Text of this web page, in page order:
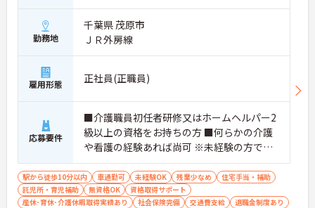
勤務地
千葉県 茂原市
ＪＲ外房線
雇用形態 正社員(正職員)
応募要件
■介護職員初任者研修又はホームヘルパー2
級以上の資格をお持ちの方 ■何らかの介護
や看護の経験あれば尚可 ※未経験の方でも
丁寧にしっかり指導いたしますので安心し
てご応募ください。 ※資格ない方もご応募
可能です！
駅から徒歩10分以内 車通勤可 未経験OK 残業少なめ
住宅手当・補助
託児所・育児補助
無資格OK
資格取得サポート
産休･育休･介護休暇取得実績あり
社会保険完備 交通費支給 退職金制度あり